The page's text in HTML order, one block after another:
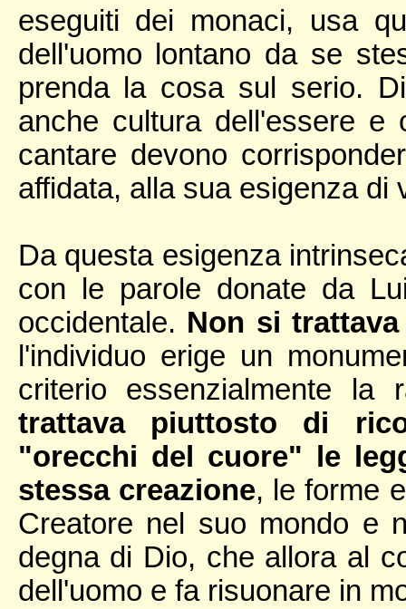
eseguiti dei monaci, usa
dell'uomo lontano da se
prenda la cosa sul serio.
anche cultura dell'essere
cantare devono
affidata, alla sua esigenza di
Da questa esigenza
con le parole donate da
occidentale. Non si
l'individuo erige un
criterio essenzialmente la
trattava piuttosto di
"orecchi del cuore" le
stessa creazione, le forme
Creatore nel suo mondo e
degna di Dio, che allora al
dell'uomo e fa risuonare in